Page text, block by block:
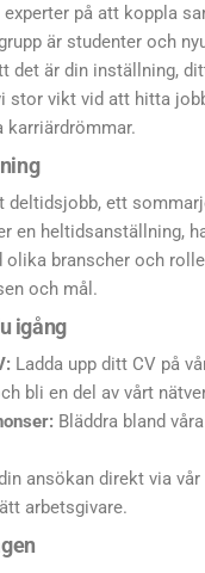
på att koppla
är studenter och
det är din inställning,
stor vikt vid att hitta
karriärdrömmar.
deltidsjobb, ett
en heltidsanställning,
olika branscher och
och mål.
igång
Ladda upp ditt CV på
bli en del av vårt
Bläddra bland
ansökan direkt via
arbetsgivare.